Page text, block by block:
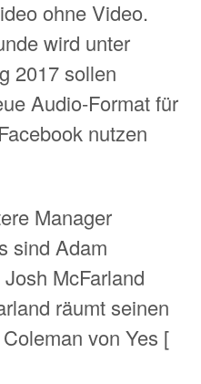
ohne Video.
wird unter
2017 sollen
Audio-Format für
nutzen
Manager
sind Adam
McFarland
räumt seinen
von Yes [